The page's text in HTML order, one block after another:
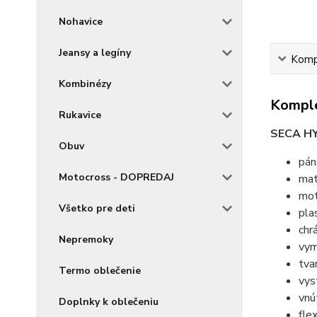
Nohavice
Jeansy a legíny
Kombinézy
Rukavice
Obuv
Motocross - DOPREDAJ
Všetko pre deti
Nepremoky
Termo oblečenie
Doplnky k oblečeniu
SECA